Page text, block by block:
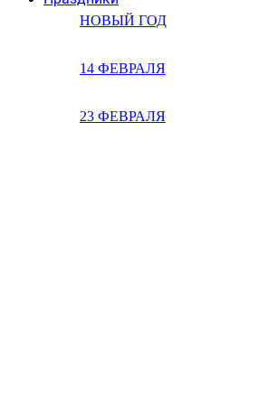
НОВЫЙ ГОД
14 ФЕВРАЛЯ
23 ФЕВРАЛЯ